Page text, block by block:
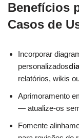
Benefícios
Casos de
Incorporar
personalizados
relatórios, wikis
Aprimoramento
— atualize-os
Fomente